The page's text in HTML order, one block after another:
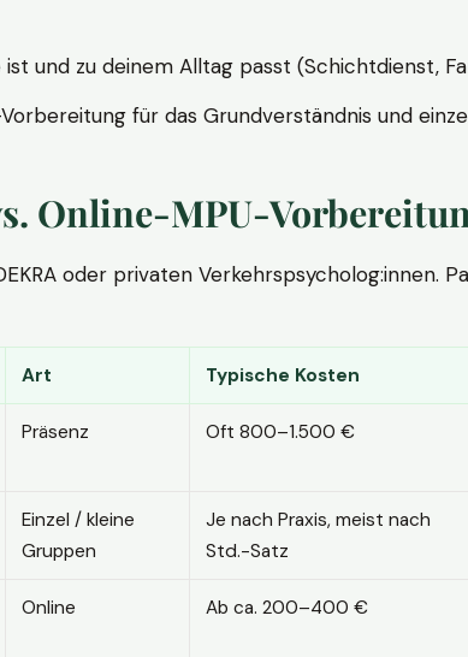
und zu deinem Alltag passt (Schichtdienst,
für das Grundverständnis und
Online-MPU-
oder privaten Verkehrspsycholog:innen.
Art Typische Kosten
Präsenz Oft 800–1.500 €
Einzel / kleine
Gruppen
Je nach Praxis, meist nach
Std.-Satz
Online Ab ca. 200–400 €